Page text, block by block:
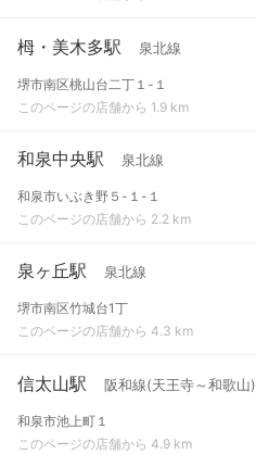
栂・美木多駅 泉北線
堺市南区桃山台二丁１-１
このページの店舗から 1.9 km
和泉中央駅 泉北線
和泉市いぶき野５-１-１
このページの店舗から 2.2 km
泉ヶ丘駅 泉北線
堺市南区竹城台1丁
このページの店舗から 4.3 km
信太山駅 阪和線(天王寺～和歌山)
和泉市池上町１
このページの店舗から 4.9 km